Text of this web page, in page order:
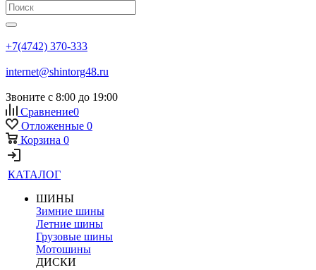
+7(4742) 370-333
internet@shintorg48.ru
Звоните с 8:00 до 19:00
Сравнение0
Отложенные 0
Корзина 0
КАТАЛОГ
ШИНЫ
Зимние шины
Летние шины
Грузовые шины
Мотошины
ДИСКИ